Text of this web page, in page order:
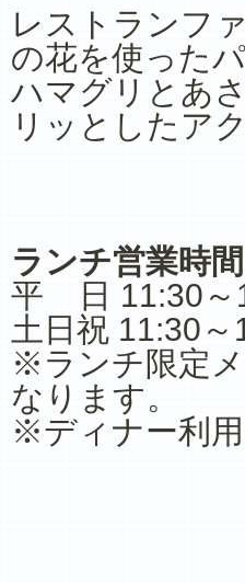
レストランフ
の花を使った
ハマグリとあ
リッとしたア
ランチ営業時間
平 日 11:30～
土日祝 11:30
※ランチ限定
なります。
※ディナー利